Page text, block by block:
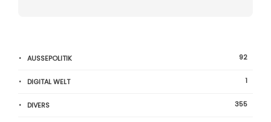
AUSSEPOLITIK 92
DIGITAL WELT 1
DIVERS 355